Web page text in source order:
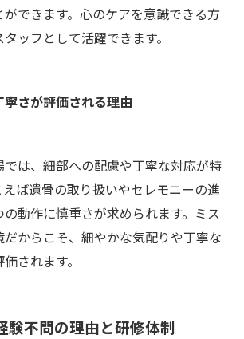
できます。心のケアを意識できる方
ッフとして活躍できます。
さが評価される理由
は、細部への配慮や丁寧な対応が特
ば遺骨の取り扱いやセレモニーの進
動作に慎重さが求められます。ミス
からこそ、細やかな気配りや丁寧な
されます。
験不問の理由と研修体制